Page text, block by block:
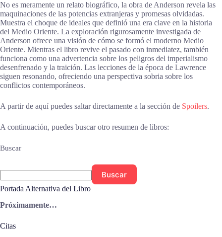
No es meramente un relato biográfico, la obra de Anderson revela las
maquinaciones de las potencias extranjeras y promesas olvidadas.
Muestra el choque de ideales que definió una era clave en la historia
del Medio Oriente. La exploración rigurosamente investigada de
Anderson ofrece una visión de cómo se formó el moderno Medio
Oriente. Mientras el libro revive el pasado con inmediatez, también
funciona como una advertencia sobre los peligros del imperialismo
desenfrenado y la traición. Las lecciones de la época de Lawrence
siguen resonando, ofreciendo una perspectiva sobria sobre los
conflictos contemporáneos.
A partir de aquí puedes saltar directamente a la sección de Spoilers.
A continuación, puedes buscar otro resumen de libros:
Buscar
Buscar
Portada Alternativa del Libro
Próximamente…
Citas